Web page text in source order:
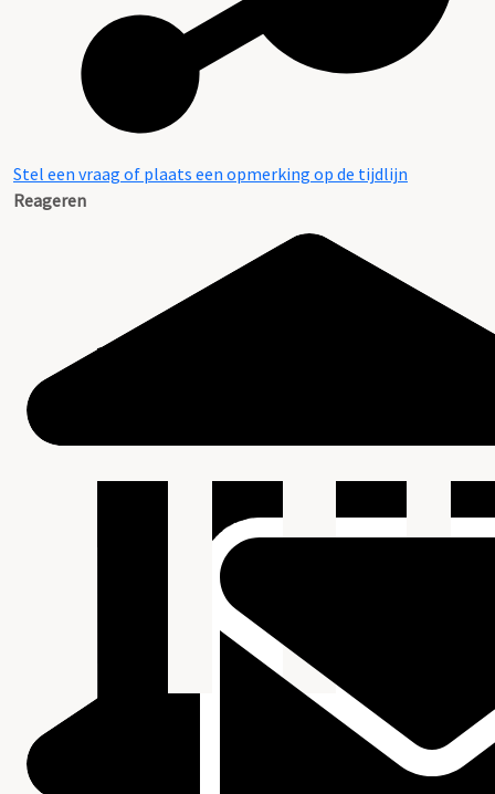
Stel een vraag of plaats een opmerking op de tijdlijn
Reageren